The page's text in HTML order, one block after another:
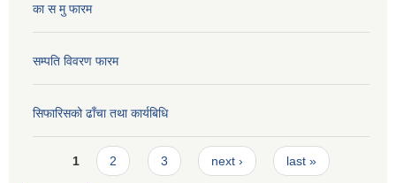
का स मु फारम
सम्पति विवरण फारम
सिफारिसको ढाँचा तथा कार्यबिधि
Pages
1 2 3 next › last »